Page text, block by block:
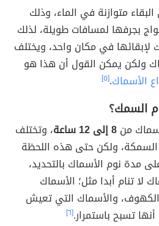
متوازنة في الماء، وذلك
بجرفها لمسافات طويلة، لذلك
لإبقائها في مكان واحد، ويختلف
ولكن يمكن القول أن هذا هو
الأسماك.[٥]
السمك؟
من8 إلى 12 ساعة
، وتختلف
ولكن حتى هذه اللحظة
مدة نوم الأسماك بالتحديد،
تنام أبدا مثل؛ الأسماك
والأسماك التي تعيش
تسبح باستمرار.[٦]